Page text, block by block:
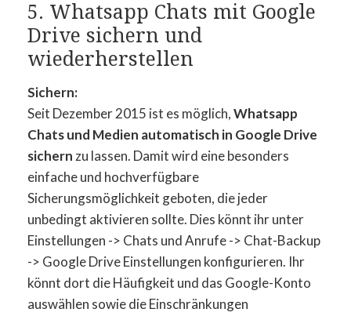
5. Whatsapp Chats mit Google
Drive sichern und
wiederherstellen
Sichern:
Seit Dezember 2015 ist es möglich,Whatsapp
Chats und Medien automatisch in Google Drive
sichern zu lassen. Damit wird eine besonders
einfache und hochverfügbare
Sicherungsmöglichkeit geboten, die jeder
unbedingt aktivieren sollte. Dies könnt ihr unter
Einstellungen -> Chats und Anrufe -> Chat-Backup
-> Google Drive Einstellungen konfigurieren. Ihr
könnt dort die Häufigkeit und das Google-Konto
auswählen sowie die Einschränkungen